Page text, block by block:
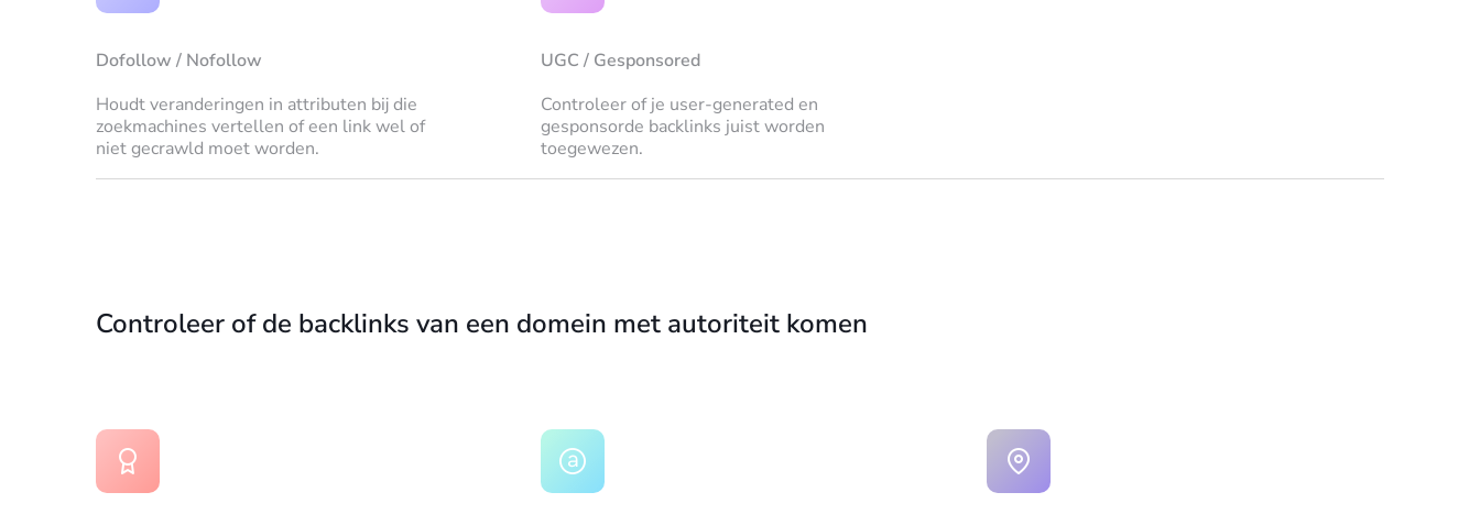
Dofollow / Nofollow
Houdt veranderingen in attributen bij die
zoekmachines vertellen of een link wel of
niet gecrawld moet worden.
UGC / Gesponsored
Controleer of je user-generated en
gesponsorde backlinks juist worden
toegewezen.
Controleer of de backlinks van een domein met autoriteit komen